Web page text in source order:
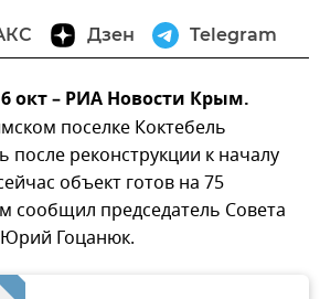
Дзен Telegram
– РИА Новости Крым.
поселке Коктебель
после реконструкции к началу
объект готов на 75
сообщил председатель Совета
Гоцанюк.